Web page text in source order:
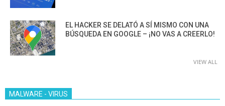
EL HACKER SE DELATÓ A SÍ MISMO CON UNA
BÚSQUEDA EN GOOGLE – ¡NO VAS A CREERLO!
VIEW ALL
MALWARE - VIRUS